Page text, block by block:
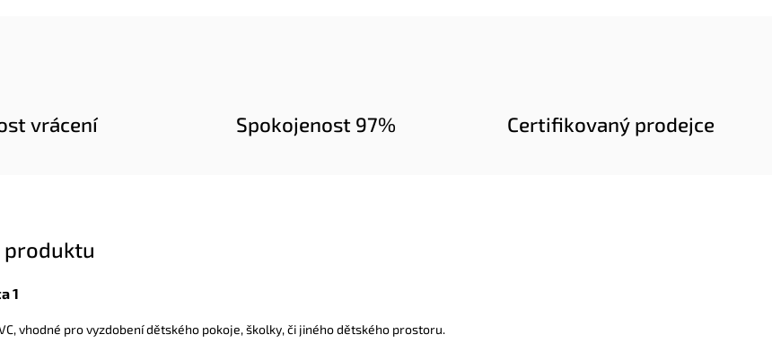
vrácení Spokojenost 97% Certifikovaný prodejce
produktu
1
vhodné pro vyzdobení dětského pokoje, školky, či jiného dětského prostoru.